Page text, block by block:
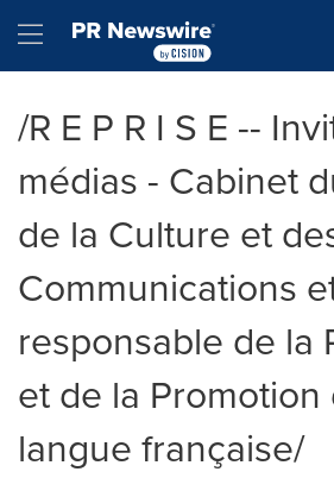
Hamburger menu
/R E P R I S E --
médias - Cabinet
de la Culture et
Communications
responsable de la
et de la Promotion
langue française/